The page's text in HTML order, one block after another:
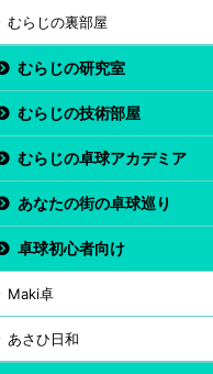
むらじの裏部屋
むらじの研究室
むらじの技術部屋
むらじの卓球アカデミア
あなたの街の卓球巡り
卓球初心者向け
Maki卓
あさひ日和